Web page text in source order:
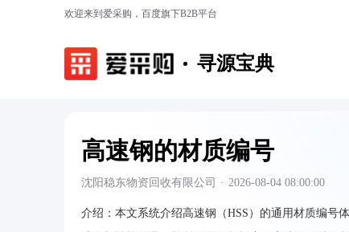
欢迎来到爱采购，百度旗下B2B平台
寻源宝典
高速钢的材质编号
沈阳稳东物资回收有限公司 · 2026-08-04 08:00:00
介绍： 本文系统介绍高速钢（HSS）的通用材质编号